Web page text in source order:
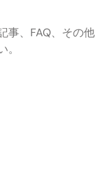
事、FAQ、その他